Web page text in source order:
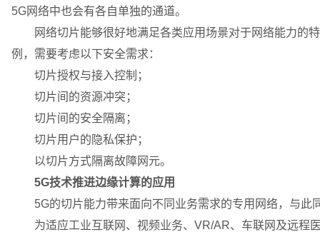
5G网络中也会有各自单独的通道。
网络切片能够很好地满足各类应用场景对于网络能力的特
例，需要考虑以下安全需求：
切片授权与接入控制；
切片间的资源冲突；
切片间的安全隔离；
切片用户的隐私保护；
以切片方式隔离故障网元。
5G技术推进边缘计算的应用
5G的切片能力带来面向不同业务需求的专用网络，与此
为适应工业互联网、视频业务、VR/AR、车联网及远程